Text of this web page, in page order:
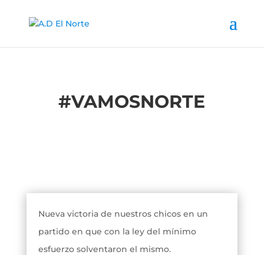
#VAMOSNORTE
Nueva victoria de nuestros chicos en un
partido en que con la ley del mínimo
esfuerzo solventaron el mismo.